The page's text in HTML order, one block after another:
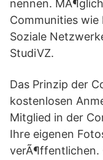
nennen.
Communities wie
Soziale
StudiVZ.
Das Prinzip der
kostenlosen
Mitglied in der
Ihre eigenen
verÃ¶ffentlichen.